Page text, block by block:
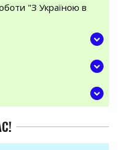
"З Україною в